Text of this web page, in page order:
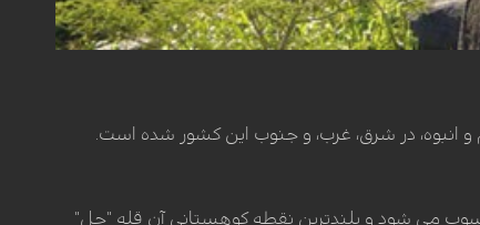
در شرق، غرب، و جنوب این کشور شده‌ است.
می شود و بلندترین نقطه کوهستانی آن قله "چل"